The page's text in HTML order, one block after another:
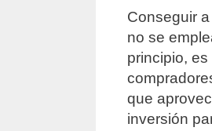
Conseguir
no se
principio,
que
inversión